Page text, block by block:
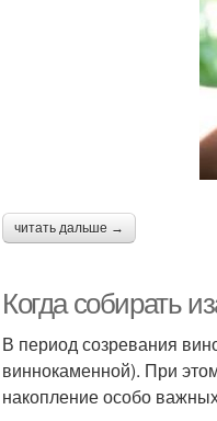
читать дальше →
Когда собирать
В период созревания
виннокаменной). При
накопление особо